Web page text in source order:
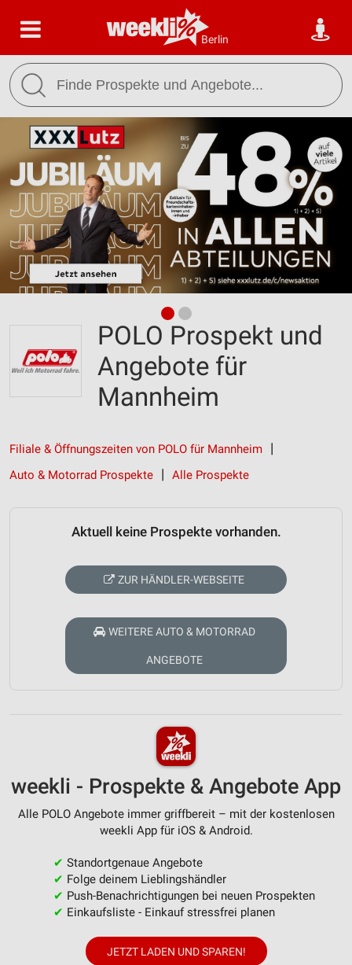
Berlin
POLO Prospekt und
Angebote für
Mannheim
Filiale & Öffnungszeiten von POLO für Mannheim
Auto & Motorrad Prospekte
Alle Prospekte
Aktuell keine Prospekte vorhanden.
ZUR HÄNDLER-WEBSEITE
WEITERE AUTO & MOTORRAD
ANGEBOTE
weekli - Prospekte & Angebote App
Alle POLO Angebote immer griffbereit – mit der kostenlosen
weekli App für iOS & Android.
✔ Standortgenaue Angebote
✔ Folge deinem Lieblingshändler
✔ Push-Benachrichtigungen bei neuen Prospekten
✔ Einkaufsliste - Einkauf stressfrei planen
JETZT LADEN UND SPAREN!